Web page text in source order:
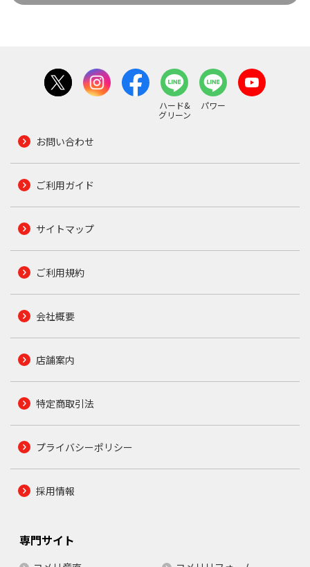
ハード&
グリーン
パワー
お問い合わせ
ご利用ガイド
サイトマップ
ご利用規約
会社概要
店舗案内
特定商取引法
プライバシーポリシー
採用情報
専門サイト